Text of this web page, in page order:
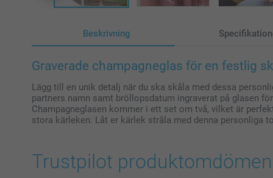
Beskrivning
Graverade champagneglas för en festlig
Lägg till en unik detalj när du ska skåla med dessa
partners namn samt bröllopsdatum ingraverat på glasen
Champagneglasen kommer i ett set om två, vilket är
stora kärleken. Låt er kärlek stråla med denna personliga
Trustpilot produktomdömen